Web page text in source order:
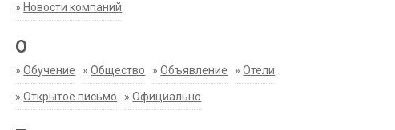
» Новости компаний
О
»Обучение »Общество »Объявление »Отели
»Открытое письмо »Официально